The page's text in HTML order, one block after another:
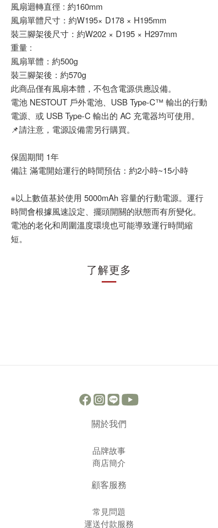
風扇迴轉直徑 : 約160mm
風扇單體尺寸：約W195× D178 × H195mm
裝三腳架後尺寸：約W202 × D195 × H297mm
重量 :
風扇單體：約500g
裝三腳架後：約570g
此商品僅有風扇本體，不包含電源供應設備。
電池 NESTOUT 戶外電池、USB Type-C™ 輸出的行動
電源、或 USB Type-C 輸出的 AC 充電器均可使用。
📌請注意，電源設備需另行購買。
保固期間 1年
備註 滿電開始運行的時間預估：約2小時~15小時
※以上數值基於使用 5000mAh 容量的行動電源。運行
時間會根據風速設定、擺頭開關的狀態而有所變化。
電池的老化和周圍溫度環境也可能導致運行時間縮
短。
了解更多
關於我們
品牌故事
商店簡介
顧客服務
常見問題
運送付款服務